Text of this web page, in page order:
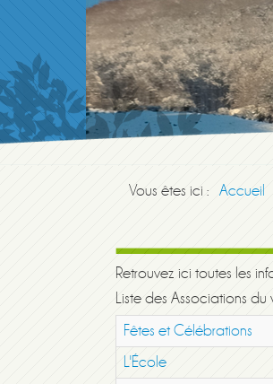
Vous êtes ici : Accueil
Retrouvez ici toutes les
Liste des Associations du
Fêtes et Célébrations
L'École